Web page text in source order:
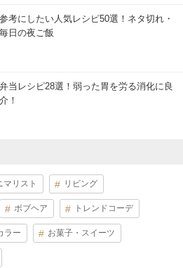
考にしたい人気レシピ50選！ネタ切れ・
日の夜ご飯
当レシピ28選！弱った胃を労る消化に良
！
マリスト リビング
ボブヘア トレンドコーデ
ラー お菓子・スイーツ